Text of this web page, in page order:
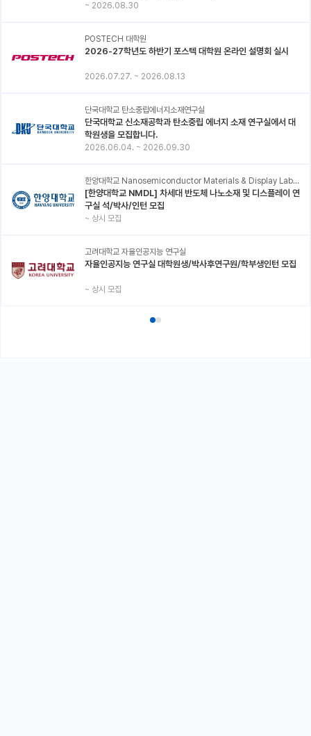
~ 2026.08.30
POSTECH 대학원
2026-27학년도 하반기 포스텍 대학원 온라인 설명회 실시
2026.07.27. ~ 2026.08.13
단국대학교 탄소중립에너지소재연구실
단국대학교 신소재공학과 탄소중립 에너지 소재 연구실에서 대
학원생을 모집합니다.
2026.06.04. ~ 2026.09.30
한양대학교 Nanosemiconductor Materials & Display Laboratory
[한양대학교 NMDL] 차세대 반도체 나노소재 및 디스플레이 연
구실 석/박사/인턴 모집
~ 상시 모집
고려대학교 자율인공지능 연구실
자율인공지능 연구실 대학원생/박사후연구원/학부생인턴 모집
~ 상시 모집